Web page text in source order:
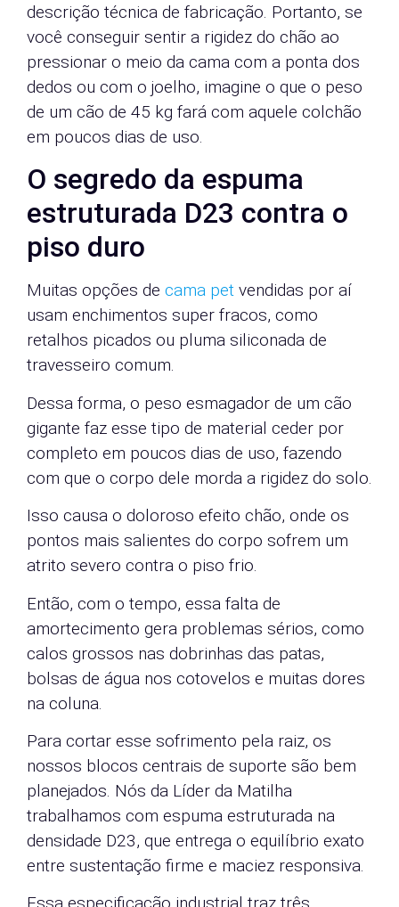
descrição técnica de fabricação. Portanto, se
você conseguir sentir a rigidez do chão ao
pressionar o meio da cama com a ponta dos
dedos ou com o joelho, imagine o que o peso
de um cão de 45 kg fará com aquele colchão
em poucos dias de uso.
O segredo da espuma
estruturada D23 contra o
piso duro
Muitas opções de cama pet vendidas por aí
usam enchimentos super fracos, como
retalhos picados ou pluma siliconada de
travesseiro comum.
Dessa forma, o peso esmagador de um cão
gigante faz esse tipo de material ceder por
completo em poucos dias de uso, fazendo
com que o corpo dele morda a rigidez do solo.
Isso causa o doloroso efeito chão, onde os
pontos mais salientes do corpo sofrem um
atrito severo contra o piso frio.
Então, com o tempo, essa falta de
amortecimento gera problemas sérios, como
calos grossos nas dobrinhas das patas,
bolsas de água nos cotovelos e muitas dores
na coluna.
Para cortar esse sofrimento pela raiz, os
nossos blocos centrais de suporte são bem
planejados. Nós da Líder da Matilha
trabalhamos com espuma estruturada na
densidade D23, que entrega o equilíbrio exato
entre sustentação firme e maciez responsiva.